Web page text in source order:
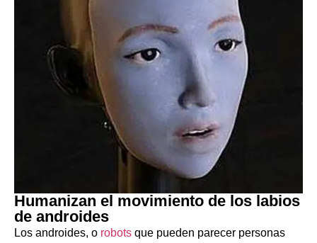
Humanizan el movimiento de los labios
de androides
Los androides, o robots que pueden parecer personas